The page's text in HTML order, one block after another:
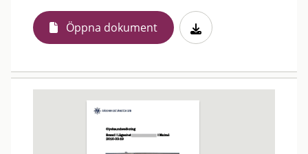
Öppna dokument